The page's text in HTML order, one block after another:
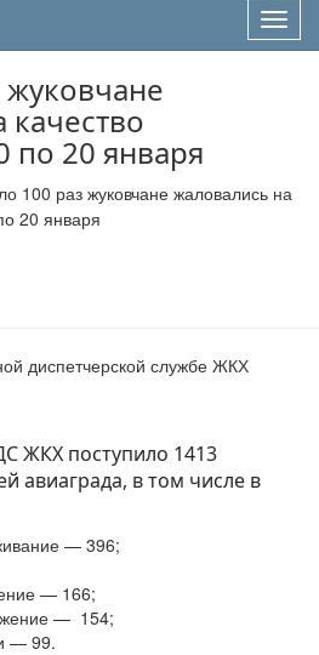
по 20 января
100 раз жуковчане жаловались на
20 января
диспетчерской службе ЖКХ
ЖКХ поступило 1413
авиаграда, в том числе в
— 396;
— 166;
— 154;
— 99.